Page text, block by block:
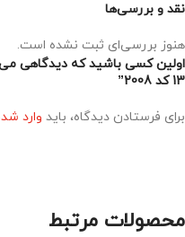
نقد و بررسی‌ها
هنوز بررسی‌ای ثبت نشده است.
اولین کسی باشید که دیدگاهی
13 کد 2008”
برای فرستادن دیدگاه، باید وارد
محصولات مرتبط